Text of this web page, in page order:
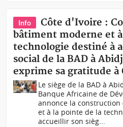
Info
Côte d'Ivoire :
bâtiment moderne et
technologie destiné à
social de la BAD à
exprime sa gratitude à
Le siège de la BAD à
Banque Africaine de
annonce la
et à la pointe de la
accueillir son sièg...